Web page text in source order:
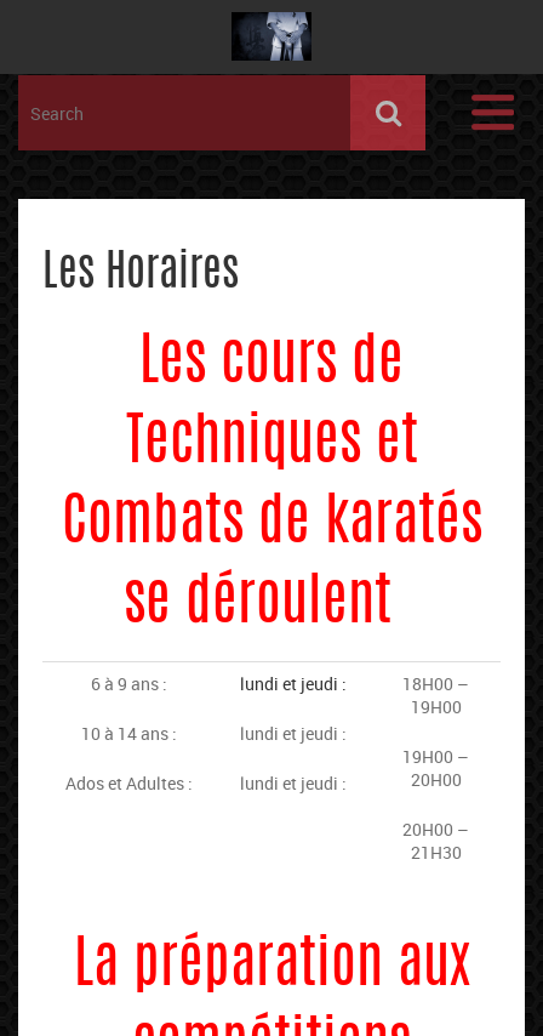
Les Horaires
Les cours de
Techniques et
Combats de karatés
se déroulent
6 à 9 ans :
10 à 14 ans :
Ados et Adultes :
lundi et jeudi :
lundi et jeudi :
lundi et jeudi :
18H00 –
19H00
19H00 –
20H00
20H00 –
21H30
La préparation aux